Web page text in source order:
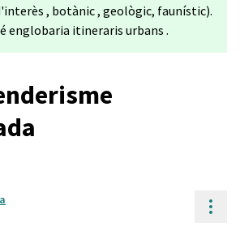
, botànic , geològic, faunístic).
englobaria itineraris urbans .